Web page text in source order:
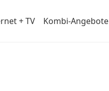
+ TV Kombi-Angebote